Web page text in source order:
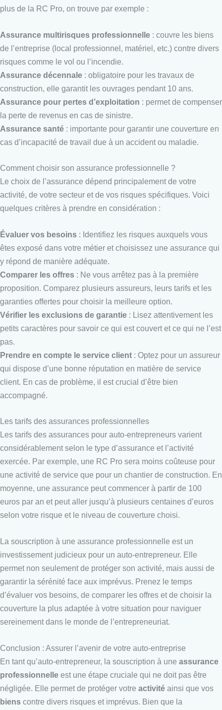
plus de la RC Pro, on trouve par exemple :
Assurance multirisques professionnelle : couvre les biens
de l’entreprise (local professionnel, matériel, etc.) contre divers
risques comme le vol ou l’incendie.
Assurance décennale : obligatoire pour les travaux de
construction, elle garantit les ouvrages pendant 10 ans.
Assurance pour pertes d’exploitation : permet de compenser
la perte de revenus en cas de sinistre.
Assurance santé : importante pour garantir une couverture en
cas d’incapacité de travail due à un accident ou maladie.
Comment choisir son assurance professionnelle ?
Le choix de l’assurance dépend principalement de votre
activité, de votre secteur et de vos risques spécifiques. Voici
quelques critères à prendre en considération :
Évaluer vos besoins : Identifiez les risques auxquels vous
êtes exposé dans votre métier et choisissez une assurance qui
y répond de manière adéquate.
Comparer les offres : Ne vous arrêtez pas à la première
proposition. Comparez plusieurs assureurs, leurs tarifs et les
garanties offertes pour choisir la meilleure option.
Vérifier les exclusions de garantie : Lisez attentivement les
petits caractères pour savoir ce qui est couvert et ce qui ne l’est
pas.
Prendre en compte le service client : Optez pour un assureur
qui dispose d’une bonne réputation en matière de service
client. En cas de problème, il est crucial d’être bien
accompagné.
Les tarifs des assurances professionnelles
Les tarifs des assurances pour auto-entrepreneurs varient
considérablement selon le type d’assurance et l’activité
exercée. Par exemple, une RC Pro sera moins coûteuse pour
une activité de service que pour un chantier de construction. En
moyenne, une assurance peut commencer à partir de 100
euros par an et peut aller jusqu’à plusieurs centaines d’euros
selon votre risque et le niveau de couverture choisi.
La souscription à une assurance professionnelle est un
investissement judicieux pour un auto-entrepreneur. Elle
permet non seulement de protéger son activité, mais aussi de
garantir la sérénité face aux imprévus. Prenez le temps
d’évaluer vos besoins, de comparer les offres et de choisir la
couverture la plus adaptée à votre situation pour naviguer
sereinement dans le monde de l’entrepreneuriat.
Conclusion : Assurer l’avenir de votre auto-entreprise
En tant qu’auto-entrepreneur, la souscription à une assurance
professionnelle est une étape cruciale qui ne doit pas être
négligée. Elle permet de protéger votre activité ainsi que vos
biens contre divers risques et imprévus. Bien que la